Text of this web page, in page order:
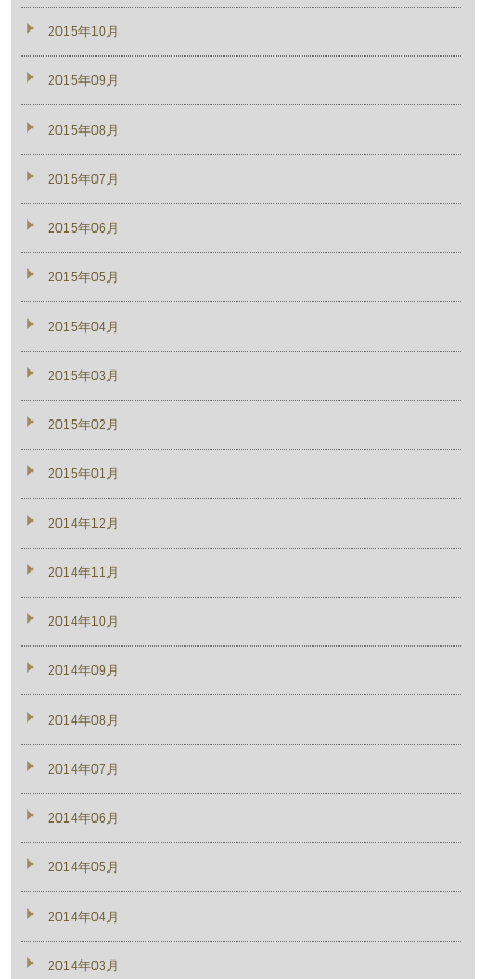
2015年10月
2015年09月
2015年08月
2015年07月
2015年06月
2015年05月
2015年04月
2015年03月
2015年02月
2015年01月
2014年12月
2014年11月
2014年10月
2014年09月
2014年08月
2014年07月
2014年06月
2014年05月
2014年04月
2014年03月